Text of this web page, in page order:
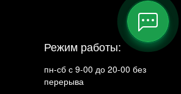
Режим работы:
пн-сб с 9-00 до 20-00 без
перерыва